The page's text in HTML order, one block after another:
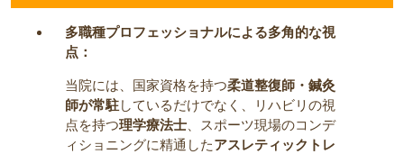
多職種プロフェッショナルによる多角的な視
点：
当院には、国家資格を持つ柔道整復師・鍼灸
師が常駐しているだけでなく、リハビリの視
点を持つ理学療法士 、スポーツ現場のコンデ
ィショニングに精通したアスレティックトレ